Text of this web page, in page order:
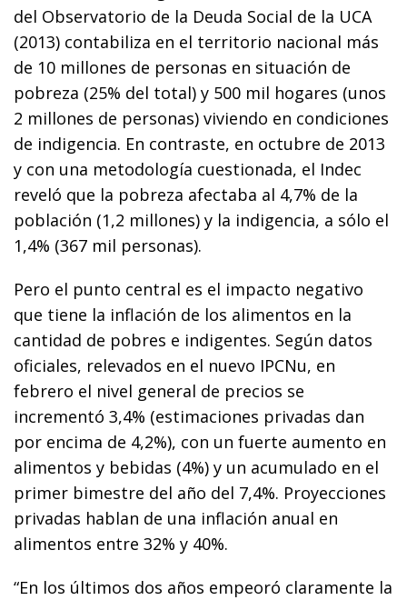
del Observatorio de la Deuda Social de la UCA
(2013) contabiliza en el territorio nacional más
de 10 millones de personas en situación de
pobreza (25% del total) y 500 mil hogares (unos
2 millones de personas) viviendo en condiciones
de indigencia. En contraste, en octubre de 2013
y con una metodología cuestionada, el Indec
reveló que la pobreza afectaba al 4,7% de la
población (1,2 millones) y la indigencia, a sólo el
1,4% (367 mil personas).
Pero el punto central es el impacto negativo
que tiene la inflación de los alimentos en la
cantidad de pobres e indigentes. Según datos
oficiales, relevados en el nuevo IPCNu, en
febrero el nivel general de precios se
incrementó 3,4% (estimaciones privadas dan
por encima de 4,2%), con un fuerte aumento en
alimentos y bebidas (4%) y un acumulado en el
primer bimestre del año del 7,4%. Proyecciones
privadas hablan de una inflación anual en
alimentos entre 32% y 40%.
“En los últimos dos años empeoró claramente la